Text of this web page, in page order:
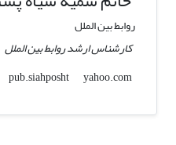
روابط بین الملل
کارشناس ارشد روابط بین الملل
pub.siahposht
yahoo.com